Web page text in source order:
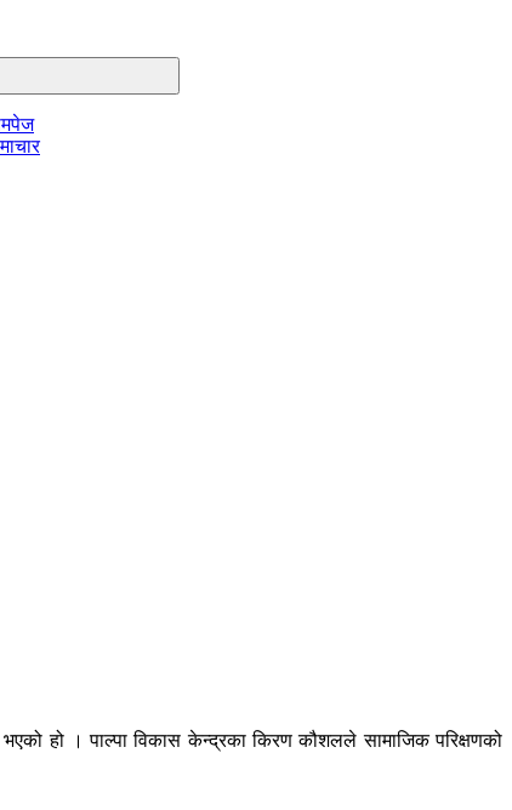
हो । पाल्पा विकास केन्द्रका किरण कौशलले सामाजिक परिक्षणको